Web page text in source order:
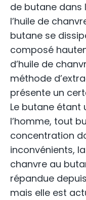
de butane dans
l’huile de
butane se
composé
d’huile de
méthode
présente un
Le butane étant
l’homme, tout
concentration
inconvénients,
chanvre au
répandue
mais elle est